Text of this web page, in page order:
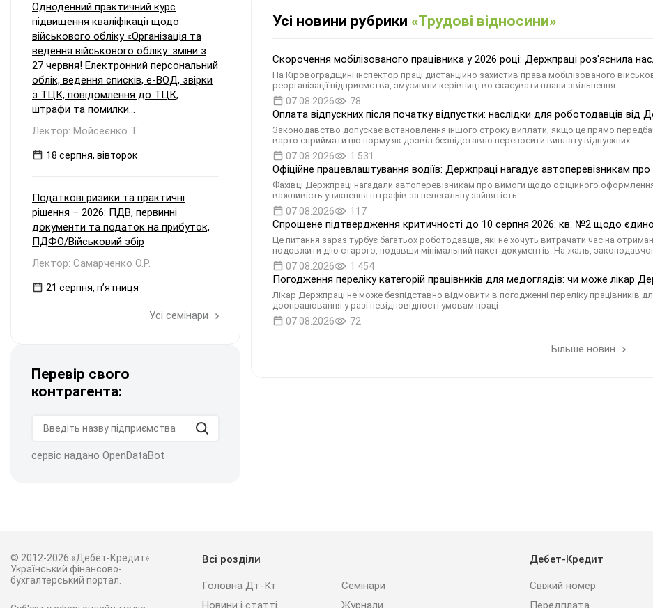
Усі новини рубрики «Трудові відносини»
Скорочення мобілізованого працівника у 2026 році: Держпраці роз'яснила
На Кіровоградщині інспектор праці дистанційно захистив права мобілізованого
реорганізації підприємства, змусивши керівництво скасувати плани звільнення
07.08.2026 78
Оплата відпускних після початку відпустки: наслідки для роботодавців від
Законодавство допускає встановлення іншого строку виплати, якщо це прямо
варто сприймати цю норму як дозвіл безпідставно переносити виплату відпускних
07.08.2026 1 531
Офіційне працевлаштування водіїв: Держпраці нагадує автоперевізникам
Фахівці Держпраці нагадали автоперевізникам про вимоги щодо офіційного
важливість уникнення штрафів за нелегальну зайнятість
07.08.2026 117
Спрощене підтвердження критичності до 10 серпня 2026: кв. №2 щодо
Це питання зараз турбує багатьох роботодавців, які не хочуть витрачати час на
подовжити дію старого, подавши мінімальний пакет документів. На жаль,
07.08.2026 1 454
Погодження переліку категорій працівників для медоглядів: чи може лікар
Лікар Держпраці не може безпідставно відмовити в погодженні переліку працівників
доопрацювання у разі невідповідності умовам праці
07.08.2026 72
Більше новин
Одноденний практичний курс
підвищення кваліфікації щодо
військового обліку «Організація та
ведення військового обліку: зміни з
27 червня! Електронний персональний
облік, ведення списків, е-ВОД, звірки
з ТЦК, повідомлення до ТЦК,
штрафи та помилки...
Лектор: Мойсеєнко Т.
18 серпня, вівторок
Податкові ризики та практичні
рішення – 2026: ПДВ, первинні
документи та податок на прибуток,
ПДФО/Військовий збір
Лектор: Самарченко О.Р.
21 серпня, пʼятниця
Усі семінари
Перевір свого
контрагента:
сервіс надано OpenDataBot
© 2012-2026 «Дебет-Кредит»
Український фінансово-
бухгалтерський портал.
Всі розділи
Головна Дт-Кт
Новини і статті
Семінари
Журнали
Дебет-Кредит
Свіжий номер
Передплата